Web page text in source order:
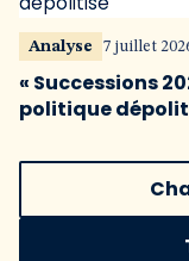
Analyse 7 juillet
« Successions
politique